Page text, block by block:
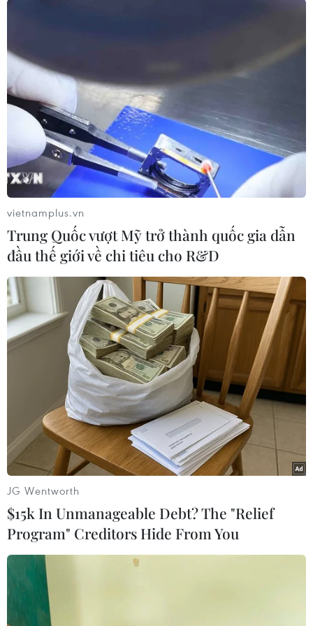
cho nhân dân khi có tình huống.
Các địa phương cũng đã chủ động các phương
án ứng phó với mưa lũ theo phương châm “4 tại
chỗ”, sẵn sàng ứng phó trước mọi diễn biến của
thiên tai, đảm bảo an toàn tuyệt đối cho nhân
dân./.
#Quảng Bình #Mưa lũ
#Tìm kiếm cứu nạn
#Chia cắt cục bộ
Quảng Trị
Theo dõi VietnamPlus
vietnamplus.vn
Trung Quốc vượt Mỹ trở thành quốc gia dẫn
đầu thế giới về chi tiêu cho R&D
JG Wentworth
$15k In Unmanageable Debt? The "Relief
Program" Creditors Hide From You